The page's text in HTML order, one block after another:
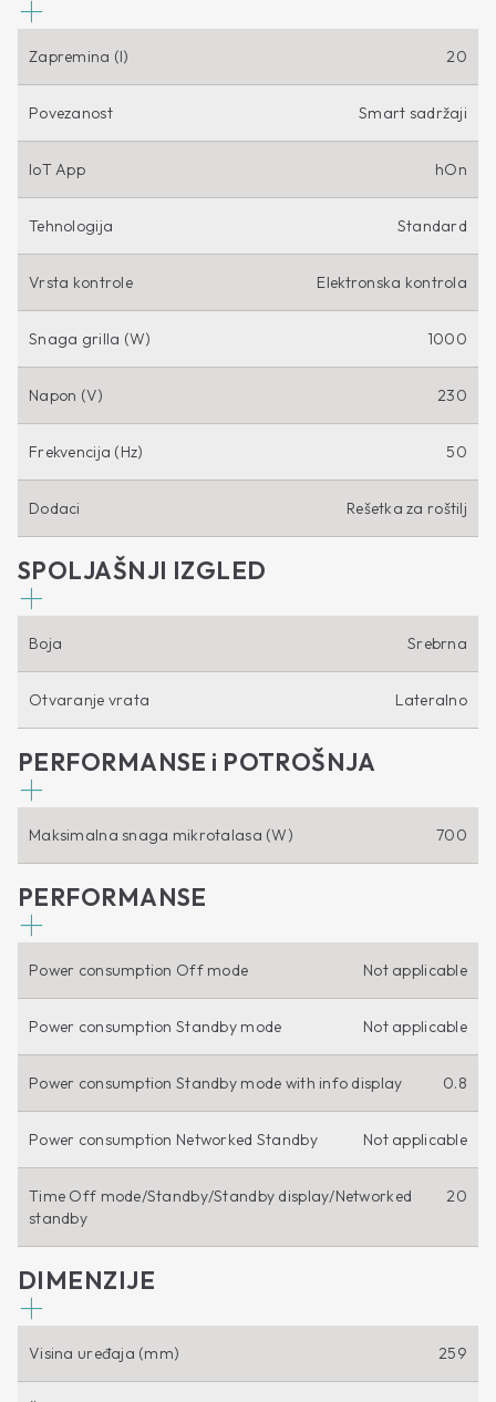
Zapremina (l) 20
Povezanost Smart sadržaji
IoT App hOn
Tehnologija Standard
Vrsta kontrole Elektronska kontrola
Snaga grilla (W) 1000
Napon (V) 230
Frekvencija (Hz) 50
Dodaci Rešetka za roštilj
SPOLJAŠNJI IZGLED
Boja Srebrna
Otvaranje vrata Lateralno
PERFORMANSE i POTROŠNJA
Maksimalna snaga mikrotalasa (W) 700
PERFORMANSE
Power consumption Off mode Not applicable
Power consumption Standby mode Not applicable
Power consumption Standby mode with info display 0.8
Power consumption Networked Standby Not applicable
Time Off mode/Standby/Standby display/Networked
standby
20
DIMENZIJE
Visina uređaja (mm) 259